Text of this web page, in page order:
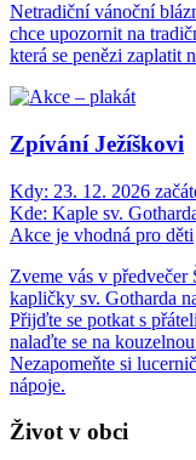
Netradiční vánoční
chce upozornit na
která se penězi zaplatit
Zpívání Ježíškovi
Kdy: 23. 12. 2026
Kde: Kaple sv.
Akce je vhodná pro děti
Zveme vás v
kapličky sv. Gotharda
Přijďte se potkat s
nalaďte se na
Nezapomeňte si
nápoje.
Život v obci